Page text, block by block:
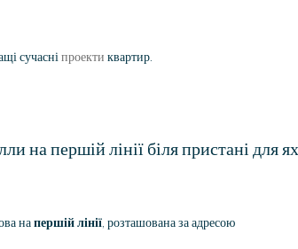
сучасні проекти квартир.
на першій лінії біля пристані для
напершій лінії , розташована за адресою